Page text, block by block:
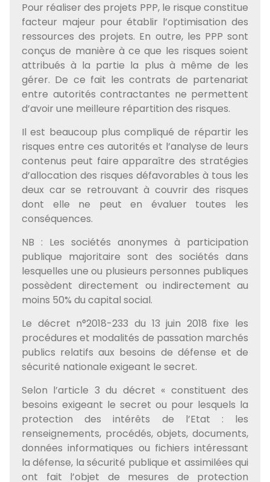
Pour réaliser des projets PPP, le risque constitue
facteur majeur pour établir l’optimisation des
ressources des projets. En outre, les PPP sont
conçus de manière à ce que les risques soient
attribués à la partie la plus à même de les
gérer. De ce fait les contrats de partenariat
entre autorités contractantes ne permettent
d’avoir une meilleure répartition des risques.
Il est beaucoup plus compliqué de répartir les
risques entre ces autorités et l’analyse de leurs
contenus peut faire apparaître des stratégies
d’allocation des risques défavorables à tous les
deux car se retrouvant à couvrir des risques
dont elle ne peut en évaluer toutes les
conséquences.
NB : Les sociétés anonymes à participation
publique majoritaire sont des sociétés dans
lesquelles une ou plusieurs personnes publiques
possèdent directement ou indirectement au
moins 50% du capital social.
Le décret n°2018-233 du 13 juin 2018 fixe les
procédures et modalités de passation marchés
publics relatifs aux besoins de défense et de
sécurité nationale exigeant le secret.
Selon l’article 3 du décret « constituent des
besoins exigeant le secret ou pour lesquels la
protection des intérêts de l’Etat : les
renseignements, procédés, objets, documents,
données informatiques ou fichiers intéressant
la défense, la sécurité publique et assimilées qui
ont fait l’objet de mesures de protection